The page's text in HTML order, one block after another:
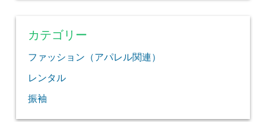
カテゴリー
ファッション（アパレル関連）
レンタル
振袖